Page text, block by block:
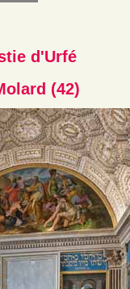
d'Urfé
(42)